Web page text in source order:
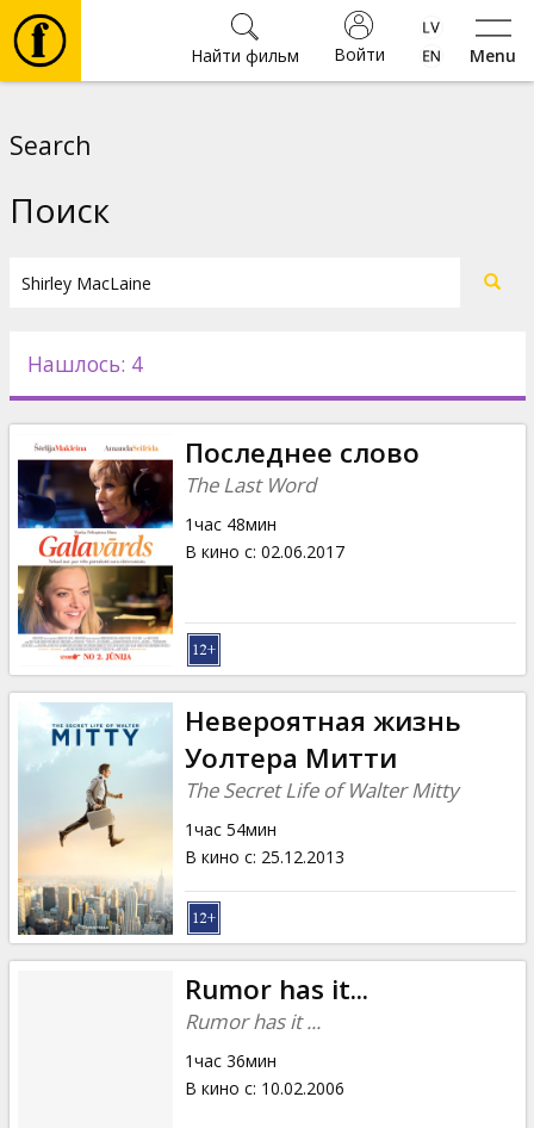
Menu
Войти
Найти фильм
Новости
Подарки
Кинозакуски
B2B
Клуб
Search
Поиск
Нашлось: 4
Последнее слово
The Last Word
1час 48мин
В кино с: 02.06.2017
Невероятная жизнь
Уолтера Митти
The Secret Life of Walter Mitty
1час 54мин
В кино с: 25.12.2013
Rumor has it...
Rumor has it ...
1час 36мин
В кино с: 10.02.2006